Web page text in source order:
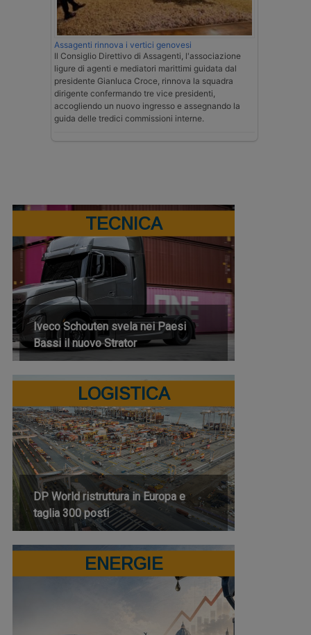
Assagenti rinnova i vertici genovesi
Il Consiglio Direttivo di Assagenti, l'associazione
ligure di agenti e mediatori marittimi guidata dal
presidente Gianluca Croce, rinnova la squadra
dirigente confermando tre vice presidenti,
accogliendo un nuovo ingresso e assegnando la
guida delle tredici commissioni interne.
TECNICA
Iveco Schouten svela nei Paesi
Bassi il nuovo Strator
LOGISTICA
DP World ristruttura in Europa e
taglia 300 posti
ENERGIE